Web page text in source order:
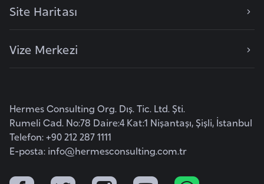
Site Haritası
Vize Merkezi
Hermes Consulting Org. Dış. Tic. Ltd. Şti.
Rumeli Cad. No:78 Daire:4 Kat:1 Nişantaşı, Şişli, İstanbul
Telefon: +90 212 287 1111
E-posta: info@hermesconsulting.com.tr
o
u
a
r
i
s
a